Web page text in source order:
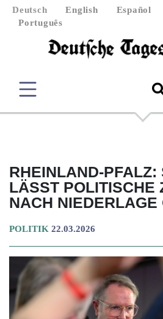
Deutsch English Español
Português
RHEINLAND-PFALZ:
LÄSST POLITISCHE
NACH NIEDERLAGE
POLITIK 22.03.2026